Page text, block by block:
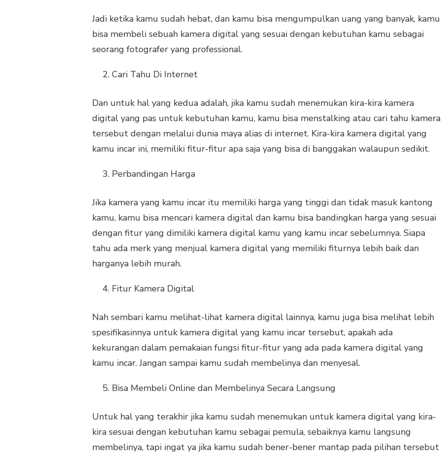
Jadi ketika kamu sudah hebat, dan kamu bisa mengumpulkan uang yang banyak, kamu
bisa membeli sebuah kamera digital yang sesuai dengan kebutuhan kamu sebagai
seorang fotografer yang professional.
Cari Tahu Di Internet
Dan untuk hal yang kedua adalah, jika kamu sudah menemukan kira-kira kamera
digital yang pas untuk kebutuhan kamu, kamu bisa menstalking atau cari tahu kamera
tersebut dengan melalui dunia maya alias di internet. Kira-kira kamera digital yang
kamu incar ini, memiliki fitur-fitur apa saja yang bisa di banggakan walaupun sedikit.
Perbandingan Harga
Jika kamera yang kamu incar itu memiliki harga yang tinggi dan tidak masuk kantong
kamu, kamu bisa mencari kamera digital dan kamu bisa bandingkan harga yang sesuai
dengan fitur yang dimiliki kamera digital kamu yang kamu incar sebelumnya. Siapa
tahu ada merk yang menjual kamera digital yang memiliki fiturnya lebih baik dan
harganya lebih murah.
Fitur Kamera Digital
Nah sembari kamu melihat-lihat kamera digital lainnya, kamu juga bisa melihat lebih
spesifikasinnya untuk kamera digital yang kamu incar tersebut, apakah ada
kekurangan dalam pemakaian fungsi fitur-fitur yang ada pada kamera digital yang
kamu incar. Jangan sampai kamu sudah membelinya dan menyesal.
Bisa Membeli Online dan Membelinya Secara Langsung
Untuk hal yang terakhir jika kamu sudah menemukan untuk kamera digital yang kira-
kira sesuai dengan kebutuhan kamu sebagai pemula, sebaiknya kamu langsung
membelinya, tapi ingat ya jika kamu sudah bener-bener mantap pada pilihan tersebut